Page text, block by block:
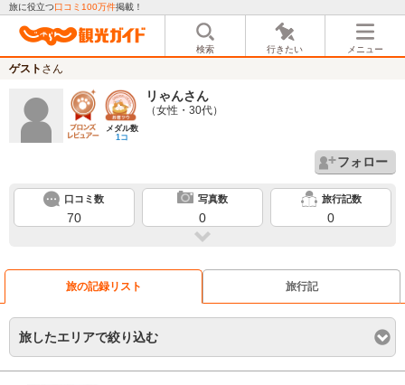
旅に役立つ口コミ100万件掲載！
検索 行きたい メニュー
ゲスト さん
メダル数
1コ
リゃんさん
（女性・30代）
フォロー
口コミ数
70
写真数
0
旅行記数
0
旅の記録リスト 旅行記
旅したエリアで絞り込む